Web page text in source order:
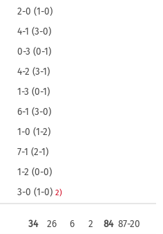
2-0 (1-0)
4-1 (3-0)
0-3 (0-1)
4-2 (3-1)
1-3 (0-1)
6-1 (3-0)
1-0 (1-2)
7-1 (2-1)
1-2 (0-0)
3-0 (1-0) 2)
34 26 6 2 84 87-20